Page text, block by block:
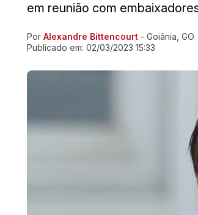
em reunião com
Ir direto pra matéria
Por Alexandre Bittencourt - Goiânia, GO
Publicado em: 02/03/2023 15:33